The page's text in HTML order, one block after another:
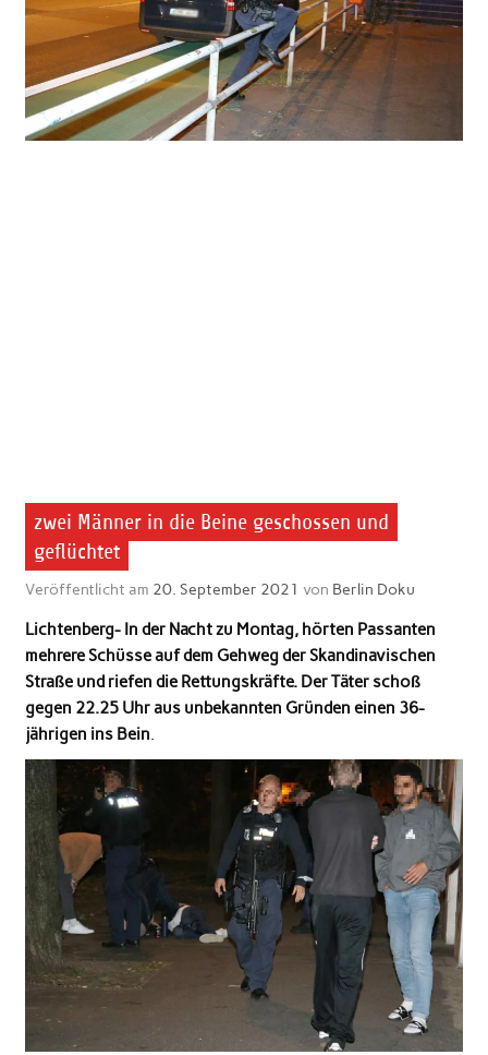
zwei Männer in die Beine geschossen und
geflüchtet
Veröffentlicht am 20. September 2021 von Berlin Doku
Lichtenberg- In der Nacht zu Montag, hörten Passanten
mehrere Schüsse auf dem Gehweg der Skandinavischen
Straße und riefen die Rettungskräfte. Der Täter schoß
gegen 22.25 Uhr aus unbekannten Gründen einen 36-
jährigen ins Bein.